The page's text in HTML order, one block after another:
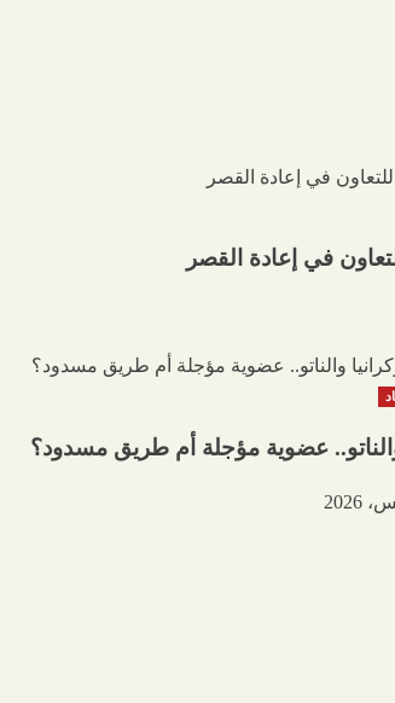
في إعادة القصر
والناتو.. عضوية مؤجلة أم طريق مسدود؟